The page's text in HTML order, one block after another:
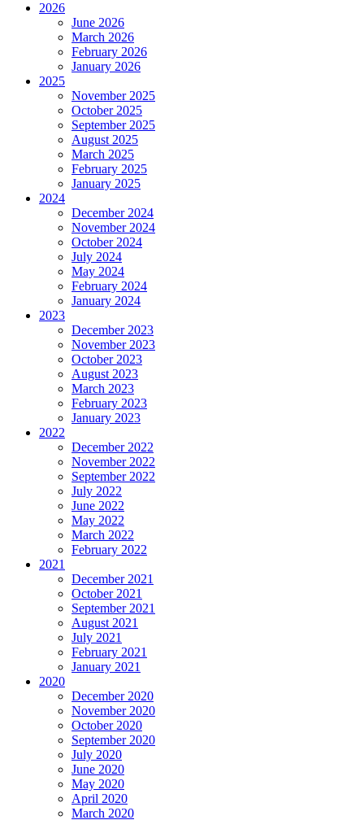
2026
June 2026
March 2026
February 2026
January 2026
2025
November 2025
October 2025
September 2025
August 2025
March 2025
February 2025
January 2025
2024
December 2024
November 2024
October 2024
July 2024
May 2024
February 2024
January 2024
2023
December 2023
November 2023
October 2023
August 2023
March 2023
February 2023
January 2023
2022
December 2022
November 2022
September 2022
July 2022
June 2022
May 2022
March 2022
February 2022
2021
December 2021
October 2021
September 2021
August 2021
July 2021
February 2021
January 2021
2020
December 2020
November 2020
October 2020
September 2020
July 2020
June 2020
May 2020
April 2020
March 2020